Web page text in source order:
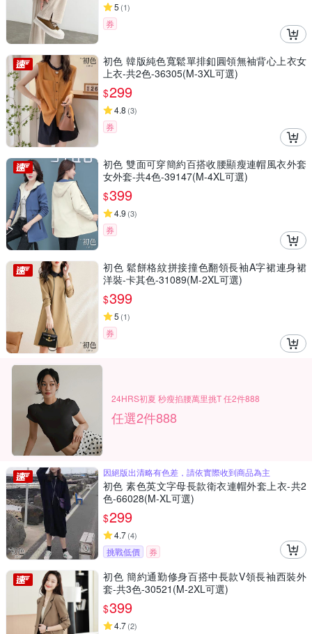
5 (1)
券
初色 韓版純色寬鬆單排釦圓領無袖背心上衣女
上衣-共2色-36305(M-3XL可選)
$299
4.8 (3)
券
初色 雙面可穿簡約百搭收腰顯瘦連帽風衣外套
女外套-共4色-39147(M-4XL可選)
$399
4.9 (3)
券
初色 鬆餅格紋拼接撞色翻領長袖A字裙連身裙
洋裝-卡其色-31089(M-2XL可選)
$399
5 (1)
券
24HRS初夏 秒瘦掐腰萬里挑T 任2件888
任選2件888
因絕版出清略有色差，請依實際收到商品為主
初色 素色英文字母長款衛衣連帽外套上衣-共2
色-66028(M-XL可選)
$299
4.7(4)
挑戰低價 券
初色 簡約通勤修身百搭中長款V領長袖西裝外
套-共3色-30521(M-2XL可選)
$399
4.7(2)